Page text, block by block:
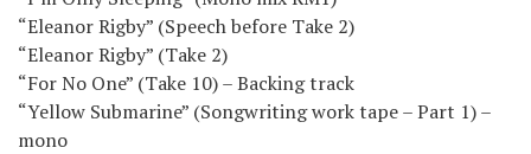
“Eleanor Rigby” (Speech before Take 2)
“Eleanor Rigby” (Take 2)
“For No One” (Take 10) – Backing track
“Yellow Submarine” (Songwriting work tape – Part 1) –
mono